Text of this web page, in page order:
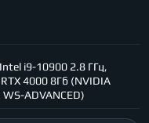
i9-10900 2.8 ГГц,
4000 8Гб (NVIDIA
ADVANCED)